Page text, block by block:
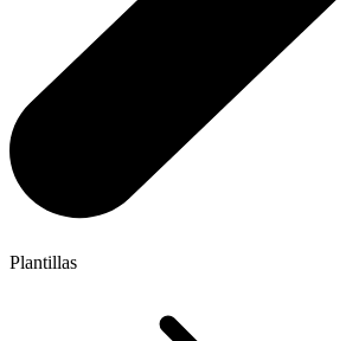
Plantillas